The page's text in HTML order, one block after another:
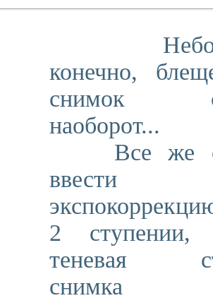
конечно,
снимок
наоборот...
Все же
ввести
2 ступении,
теневая
снимка